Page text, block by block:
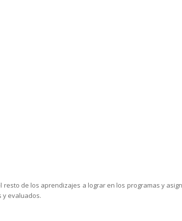
resto de los aprendizajes a lograr en los programas y
y evaluados.